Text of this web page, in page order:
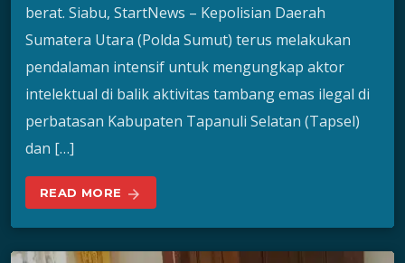
berat. Siabu, StartNews – Kepolisian Daerah
Sumatera Utara (Polda Sumut) terus melakukan
pendalaman intensif untuk mengungkap aktor
intelektual di balik aktivitas tambang emas ilegal di
perbatasan Kabupaten Tapanuli Selatan (Tapsel)
dan […]
READ MORE arrow_forward